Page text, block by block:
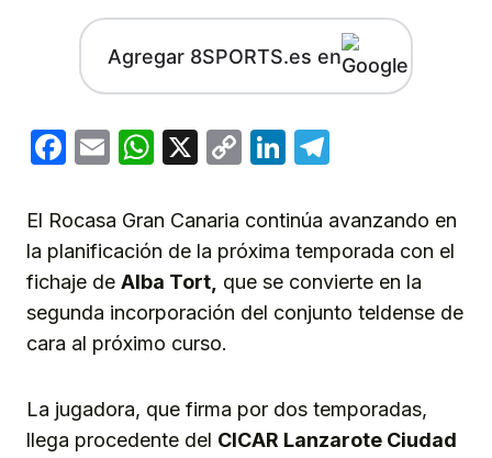
Agregar 8SPORTS.es en
Facebook
EmailWhatsApp
X
CopyLinkedIn
El Rocasa Gran Canaria continúa avanzando en
la planificación de la próxima temporada con el
fichaje de Alba Tort, que se convierte en la
segunda incorporación del conjunto teldense de
cara al próximo curso.
La jugadora, que firma por dos temporadas,
llega procedente del CICAR Lanzarote Ciudad